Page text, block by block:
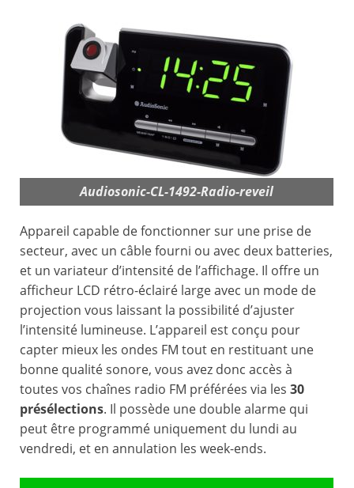
Audiosonic-CL-1492-Radio-reveil
Appareil capable de fonctionner sur une prise de
secteur, avec un câble fourni ou avec deux batteries,
et un variateur d’intensité de l’affichage. Il offre un
afficheur LCD rétro-éclairé large avec un mode de
projection vous laissant la possibilité d’ajuster
l’intensité lumineuse. L’appareil est conçu pour
capter mieux les ondes FM tout en restituant une
bonne qualité sonore, vous avez donc accès à
toutes vos chaînes radio FM préférées via les 30
présélections. Il possède une double alarme qui
peut être programmé uniquement du lundi au
vendredi, et en annulation les week-ends.